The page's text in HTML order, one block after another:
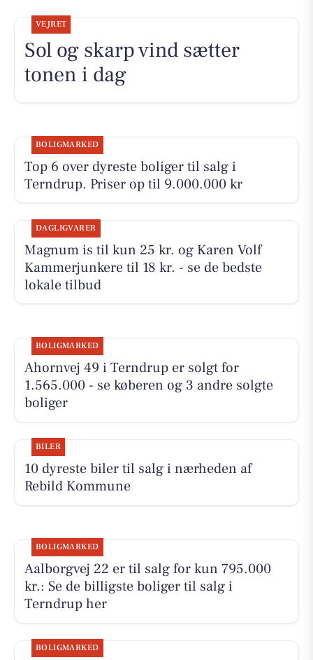
VEJRET
Sol og skarp vind sætter
tonen i dag
BOLIGMARKED
Top 6 over dyreste boliger til salg i
Terndrup. Priser op til 9.000.000 kr
DAGLIGVARER
Magnum is til kun 25 kr. og Karen Volf
Kammerjunkere til 18 kr. - se de bedste
lokale tilbud
BOLIGMARKED
Ahornvej 49 i Terndrup er solgt for
1.565.000 - se køberen og 3 andre solgte
boliger
BILER
10 dyreste biler til salg i nærheden af
Rebild Kommune
BOLIGMARKED
Aalborgvej 22 er til salg for kun 795.000
kr.: Se de billigste boliger til salg i
Terndrup her
BOLIGMARKED